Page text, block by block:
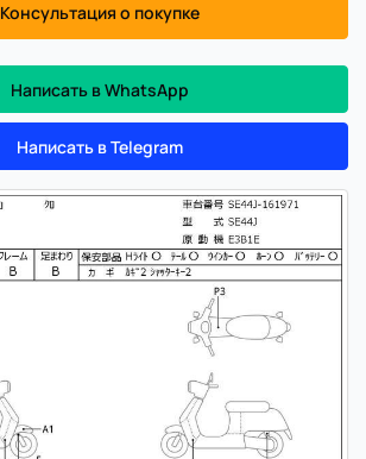
Консультация о покупке
Написать в WhatsApp
Написать в Telegram